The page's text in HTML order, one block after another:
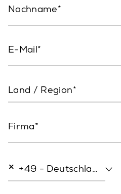
Nachname
E-Mail
Land / Region*
Firma
× +49 - Deutschland